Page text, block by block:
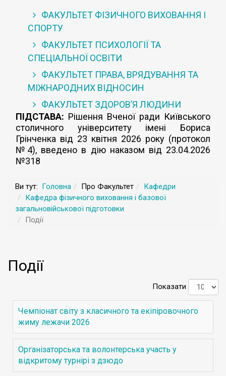
ФАКУЛЬТЕТ ФІЗИЧНОГО ВИХОВАННЯ І
СПОРТУ
ФАКУЛЬТЕТ ПСИХОЛОГІЇ ТА
СПЕЦІАЛЬНОЇ ОСВІТИ
ФАКУЛЬТЕТ ПРАВА, ВРЯДУВАННЯ ТА
МІЖНАРОДНИХ ВІДНОСИН
ФАКУЛЬТЕТ ЗДОРОВ’Я ЛЮДИНИ
ПІДСТАВА: Рішення Вченої ради Київського
столичного університету імені Бориса
Грінченка від 23 квітня 2026 року (протокол
№4), введено в дію наказом від 23.04.2026
№318
Ви тут: Головна Про Факультет
Кафедри
Кафедра фізичного виховання і базової
загальновійськової підготовки
Події
Події
Показати
Чемпіонат світу з класичного та екіпіровочного
жиму лежачи 2026
Організаторська та волонтерська участь у
відкритому турнірі з дзюдо